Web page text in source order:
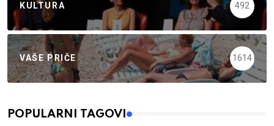
KULTURA 492
VAŠE PRIČE 1614
POPULARNI TAGOVI